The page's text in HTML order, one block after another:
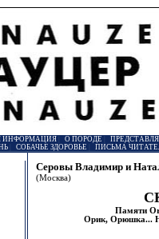
ИНФОРМАЦИЯ| О ПОРОДЕ
| СОБАЧЬЕ ЗДОРОВЬЕ ПИСЬМА
Серовы Владимир и
(Москва)
Памяти
Орик, Орюшка...